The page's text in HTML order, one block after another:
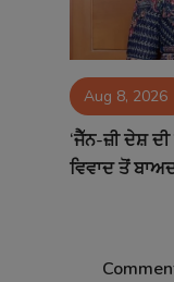
Aug 8, 2026
‘ਜੈੱਨ-ਜ਼ੀ ਦੇਸ਼
ਵਿਵਾਦ ਤੋਂ